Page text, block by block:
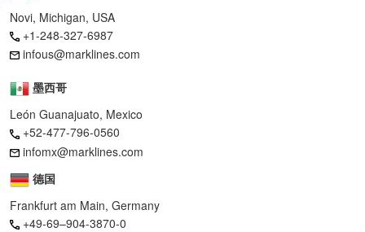
Novi, Michigan, USA
+1-248-327-6987
infous@marklines.com
墨西哥
León Guanajuato, Mexico
+52-477-796-0560
infomx@marklines.com
德国
Frankfurt am Main, Germany
+49-69–904-3870-0